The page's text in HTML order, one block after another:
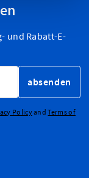
und Rabatt-E-
absenden
PolicyandTerms of